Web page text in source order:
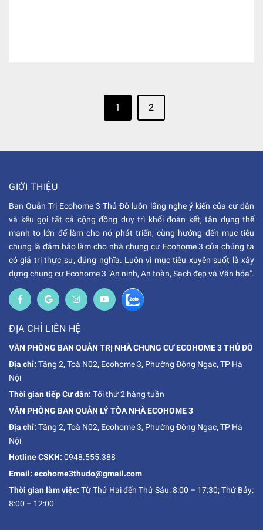
1 2
GIỚI THIỆU
Ban Quản Trị Ecohome 3 Thủ Đô luôn lắng nghe ý kiến của cư dân
và kêu gọi tất cả cộng đồng duy trì khối đoàn kết, tận dụng thế
mạnh to lớn để làm cho nó phát triển, cùng hướng đến mục tiêu
chung là đảm bảo làm cho nhà chung cư Ecohome 3 của chúng ta
có giá trị thực sự, đúng nghĩa. Luôn vì mục tiêu xuyên suốt là xây
dựng chung cư Ecohome 3 "An ninh, An toàn, Sạch đẹp và Văn hóa".
ĐỊA CHỈ LIÊN HỆ
VĂN PHÒNG BAN QUẢN TRỊ NHÀ CHUNG CƯ ECOHOME 3 THỦ ĐÔ
Địa chỉ: Tầng 2, Toà N02, Ecohome 3, Phường Đông Ngạc, TP Hà
Nội
Thời gian tiếp Cư dân: Tối thứ 2 hàng tuần
VĂN PHÒNG BAN QUẢN LÝ TÒA NHÀ ECOHOME 3
Địa chỉ: Tầng 2, Toà N02, Ecohome 3, Phường Đông Ngạc, TP Hà
Nội
Hotline CSKH: 0948.555.388
Email: ecohome3thudo@gmail.com
Thời gian làm việc: Từ Thứ Hai đến Thứ Sáu: 8:00 – 17:30; Thứ Bảy:
8:00 – 12:00